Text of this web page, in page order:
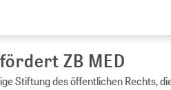
ZB MED
des öffentlichen Rechts, die vom